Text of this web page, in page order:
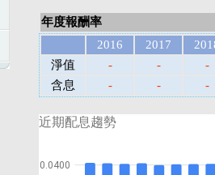
年度報酬率
2016
2017
淨值
- -
-
含息
- - -
近期配息趨勢
0.0400